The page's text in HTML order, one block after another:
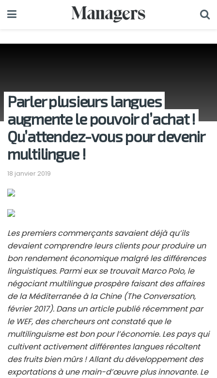
Parler plusieurs langues
augmente le pouvoir d’achat !
Qu’attendez-vous pour devenir
multilingue !
18 janvier 2019
Les premiers commerçants savaient déjà qu’ils
devaient comprendre leurs clients pour produire un
bon rendement économique malgré les différences
linguistiques. Parmi eux se trouvait Marco Polo, le
négociant multilingue prospère faisant des affaires
de la Méditerranée à la Chine (The Conversation,
février 2017). Dans un article publié récemment par
le WEF, des chercheurs ont constaté que le
multilinguisme est bon pour l’économie. Les pays qui
cultivent activement différentes langues récoltent
des fruits bien mûrs ! Allant du développement des
exportations à une main-d’œuvre plus innovante. Le